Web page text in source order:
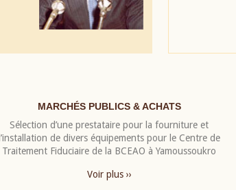
MARCHÉS PUBLICS & ACHATS
Sélection d’une prestataire pour la fourniture et
l’installation de divers équipements pour le Centre de
Traitement Fiduciaire de la BCEAO à Yamoussoukro
Voir plus ››